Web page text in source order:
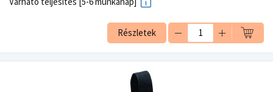
Részletek